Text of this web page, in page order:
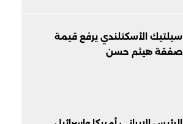
سيلتيك الأسكتلندي يرفع قيمة
صفقة هيثم حسن